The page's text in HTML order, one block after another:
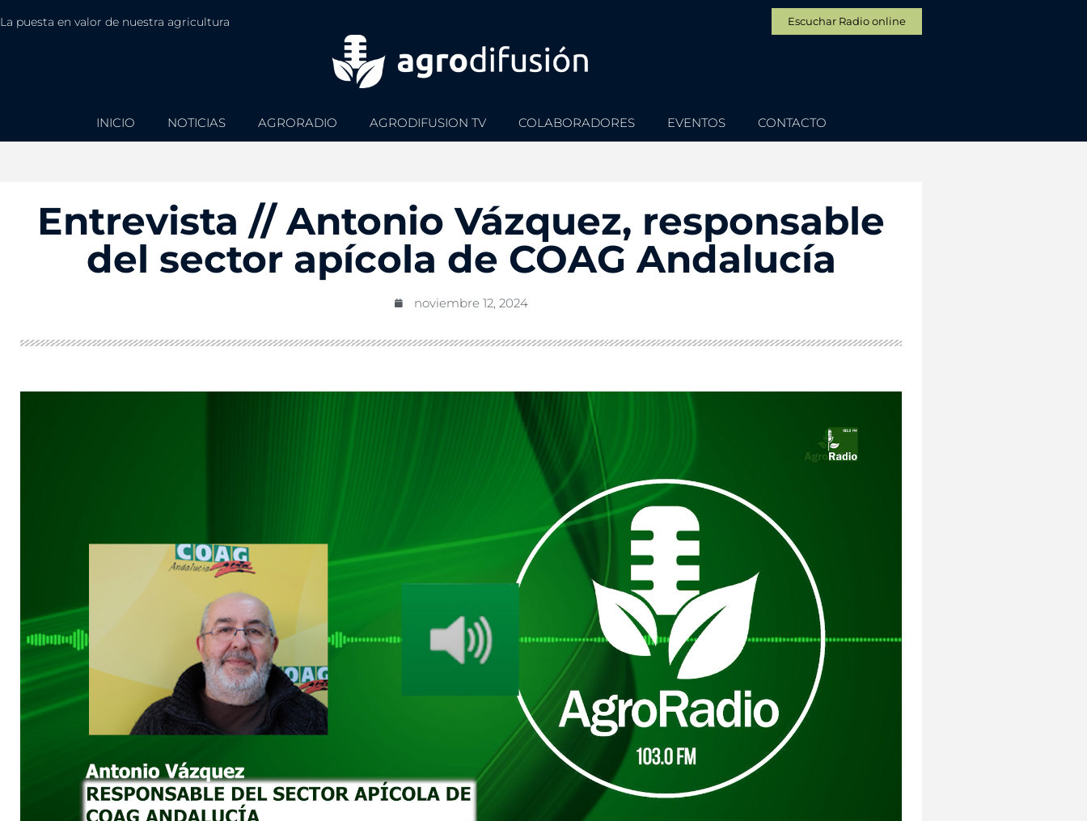
La puesta en valor de nuestra agricultura Escuchar Radio online
INICIO NOTICIAS AGRORADIO AGRODIFUSION TV COLABORADORES EVENTOS CONTACTO
Entrevista // Antonio Vázquez, responsable
del sector apícola de COAG Andalucía
noviembre 12, 2024